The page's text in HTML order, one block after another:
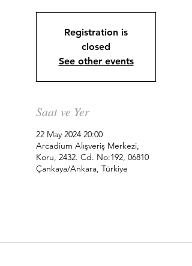
Registration is
closed
See other events
Saat ve Yer
22 May 2024 20:00
Arcadium Alışveriş Merkezi,
Koru, 2432. Cd. No:192, 06810
Çankaya/Ankara, Türkiye